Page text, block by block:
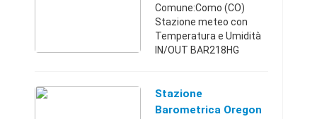
Comune:Como (CO)
Stazione meteo con
Temperatura e Umidità
IN/OUT BAR218HG
con allarme ghiaccio e
connessione
Stazione
Barometrica Oregon